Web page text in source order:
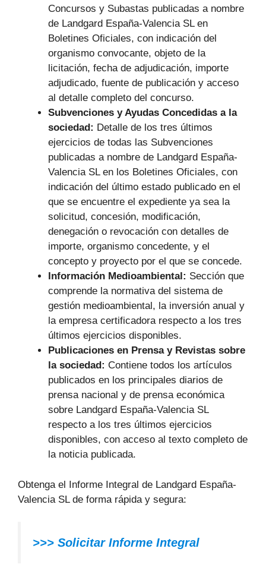
Concursos y Subastas publicadas a nombre
de Landgard España-Valencia SL en
Boletines Oficiales, con indicación del
organismo convocante, objeto de la
licitación, fecha de adjudicación, importe
adjudicado, fuente de publicación y acceso
al detalle completo del concurso.
Subvenciones y Ayudas Concedidas a la
sociedad: Detalle de los tres últimos
ejercicios de todas las Subvenciones
publicadas a nombre de Landgard España-
Valencia SL en los Boletines Oficiales, con
indicación del último estado publicado en el
que se encuentre el expediente ya sea la
solicitud, concesión, modificación,
denegación o revocación con detalles de
importe, organismo concedente, y el
concepto y proyecto por el que se concede.
Información Medioambiental: Sección que
comprende la normativa del sistema de
gestión medioambiental, la inversión anual y
la empresa certificadora respecto a los tres
últimos ejercicios disponibles.
Publicaciones en Prensa y Revistas sobre
la sociedad: Contiene todos los artículos
publicados en los principales diarios de
prensa nacional y de prensa económica
sobre Landgard España-Valencia SL
respecto a los tres últimos ejercicios
disponibles, con acceso al texto completo de
la noticia publicada.
Obtenga el Informe Integral de Landgard España-
Valencia SL de forma rápida y segura:
>>> Solicitar Informe Integral